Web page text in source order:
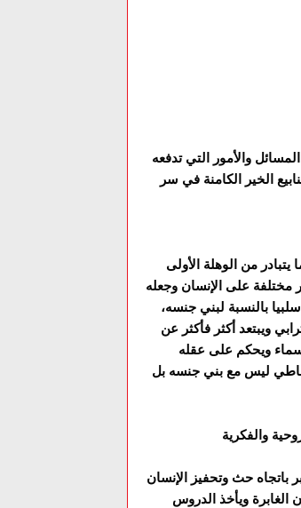
والأمور التي تدفعه
الخير الکامنة في سر
من الوهلة الأولى
مختلفة على الإنسان وجعله
بالنسبة لبني جنسه،
ويبتعد أکثر فأکثر عن
ويحکم على عقله
ليس مع بني جنسه بل
والفکرية
باتجاه حث وتحفيز الإنسان
الغابرة ويأخذ الدروس